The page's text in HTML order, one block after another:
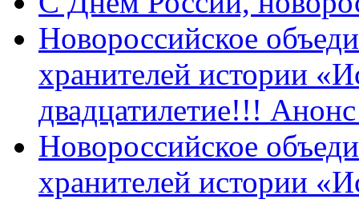
Новороссийское
хранителей истории
двадцатилетие!!!
Новороссийское
хранителей истории